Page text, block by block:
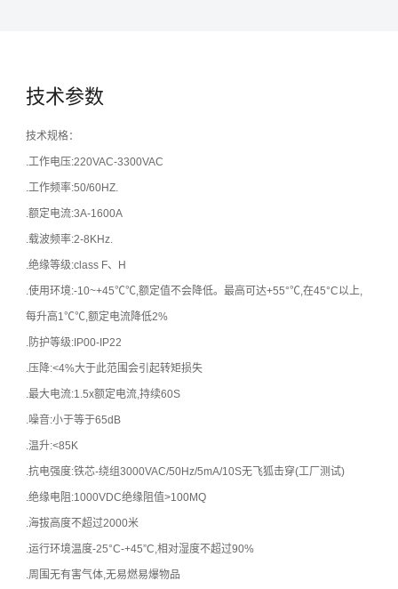
技术参数
技术规格：
.工作电压:220VAC-3300VAC
.工作频率:50/60HZ.
.额定电流:3A-1600A
.载波频率:2-8KHz.
.绝缘等级:class F、H
.使用环境:-10~+45℃℃,额定值不会降低。最高可达+55°℃,在45°C以上,
每升高1℃℃,额定电流降低2%
.防护等级:IP00-IP22
.压降:<4%大于此范围会引起转矩损失
.最大电流:1.5x额定电流,持续60S
.噪音:小于等于65dB
.温升:<85K
.抗电强度:铁芯-绕组3000VAC/50Hz/5mA/10S无飞狐击穿(工厂测试)
.绝缘电阻:1000VDC绝缘阻值>100MQ
.海拔高度不超过2000米
.运行环境温度-25°C-+45”C,相对湿度不超过90%
.周围无有害气体,无易燃易爆物品